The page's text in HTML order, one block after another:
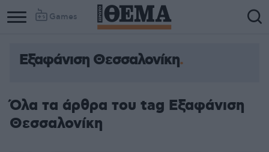
Games
Εξαφάνιση Θεσσαλονίκη
Όλα τα άρθρα του tag Εξαφάνιση
Θεσσαλονίκη